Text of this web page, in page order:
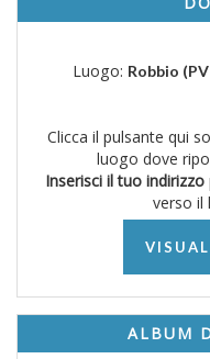
Luogo: Robbio
Clicca il pulsante qui
luogo dove
Inserisci il tuo indirizzo
verso il
ALBUM